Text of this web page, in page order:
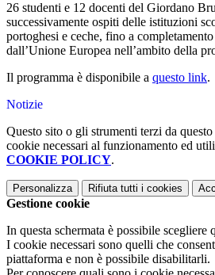
26 studenti e 12 docenti del Giordano
successivamente ospiti delle istituzioni
portoghesi e ceche, fino a
dall’Unione Europea nell’ambito della
Il programma è disponibile a questo link.
Notizie
Questo sito o gli strumenti terzi da
cookie necessari al funzionamento ed
COOKIE POLICY.
Personalizza Rifiuta tutti i cookies
Gestione cookie
In questa schermata è possibile scegliere
I cookie necessari sono quelli che
piattaforma e non è possibile disabilitarli.